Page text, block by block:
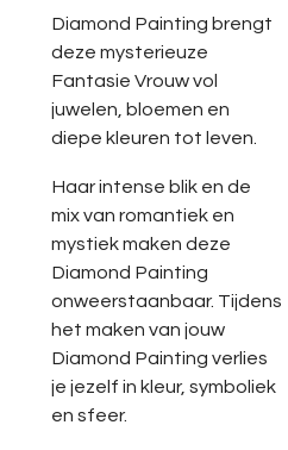
Diamond Painting brengt
deze mysterieuze
Fantasie Vrouw vol
juwelen, bloemen en
diepe kleuren tot leven.
Haar intense blik en de
mix van romantiek en
mystiek maken deze
Diamond Painting
onweerstaanbaar. Tijdens
het maken van jouw
Diamond Painting verlies
je jezelf in kleur, symboliek
en sfeer.